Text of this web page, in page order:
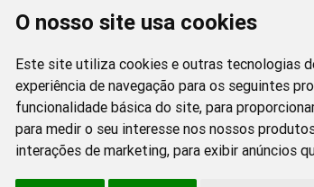
O nosso site usa cookies
Este site utiliza cookies e outras tecnologias
experiência de navegação para os seguintes
funcionalidade básica do site, para
para medir o seu interesse nos nossos
interações de marketing, para exibir anúncios
CEP: 70390-100
Redes Sociais
Facebook